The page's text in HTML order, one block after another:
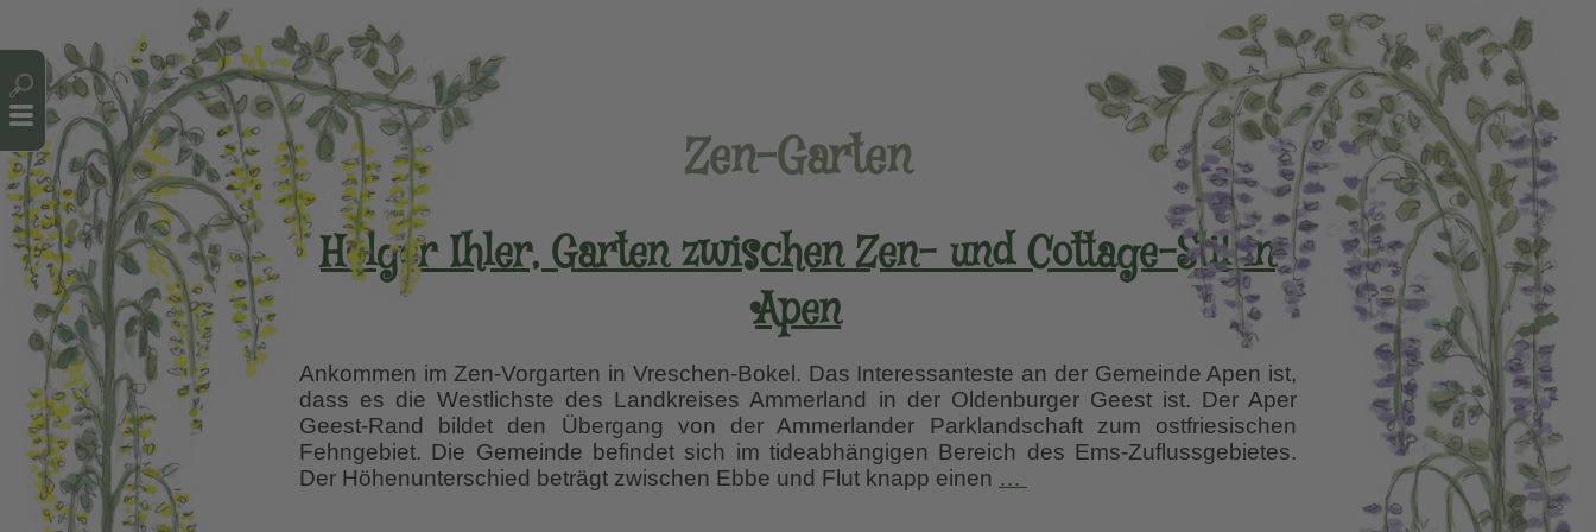
Zen-Garten
Holger Ihler, Garten zwischen Zen- und Cottage-Stil in
Apen
Ankommen im Zen-Vorgarten in Vreschen-Bokel. Das Interessanteste an der Gemeinde Apen ist,
dass es die Westlichste des Landkreises Ammerland in der Oldenburger Geest ist. Der Aper
Geest-Rand bildet den Übergang von der Ammerlander Parklandschaft zum ostfriesischen
Fehngebiet. Die Gemeinde befindet sich im tideabhängigen Bereich des Ems-Zuflussgebietes.
Der Höhenunterschied beträgt zwischen Ebbe und Flut knapp einen …
Cookie-Einstellungen